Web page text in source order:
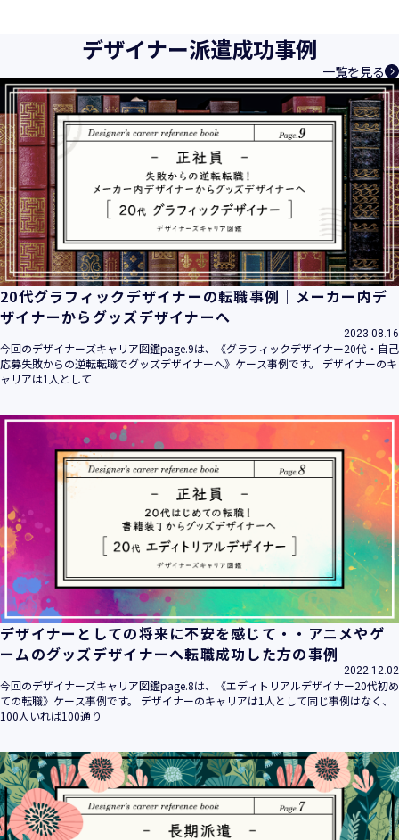
様、お取引先関係者の個人情報及び特定個人情報などを、人
材派遣サービス、人材紹介サービス、請負サービス、その
他、利用者の皆さまの「活躍の場の創造」と「就業の機会の
創出」に利用しています。また、従業者の情報及び特定個人
情報などを従業者管理に利用します。これらから当社にとっ
て個人情報及び特定個人情報の保護が重大な責務であると同
時に、個人情報などの保護を徹底することは企業の社会的責
務と認識しております。そこで、個人情報保護理念と自ら定
めた行動規範に基づき、社会的使命を十分に認識し、本人の
権利の保護、個人情報に関する法規制等を遵守致します。
また、以下に示す方針を具現化するための個人情報保護マネ
ジメントシステムを構築し、最新のＩＴ技術の動向、社会的
要請の変化、経営環境の変動等を常に認識しながら、その継
続的改善に、全社を挙げて取り組むことをここに宣言致しま
す。
当社は、事業の目的に適切な個人情報の取得・利用及び提供
を行い、特定された利用目的の達成に必要な範囲を超えた個
人情報の取扱いを行いません。また、そのための措置を講じ
当社は個人情報の取扱いに関する法令、国が定める指針その
他の規範を遵守致します。
当社は個人情報の漏えい、滅失、き損などのリスクに対して
は、合理的な安全対策を講じて防止する規程、体制を構築
し、継続的に向上させていきます。また、万一の際には速や
かに是正措置を講じます。
当社は個人情報取扱いに関する苦情及び相談に対しては、迅
速かつ誠実に対応致します。
個人情報保護マネジメントシステムは、当社を取り巻く環境
の変化と実情を踏まえ、適時・適切に見直して継続的に改善
をはかっていきます。
個人情報保護方針に関するお問合せ先 兼 個人情報に関する苦
情・相談窓口
株式会社 ユウクリ 個人情報保護管理責任者 安部 洋平
〒151-0073 東京都渋谷区笹塚1-55-7 マルエスファーストビ
ル 7F
info@y-create.co.jp
電話番号：03-6712-7970（土日休日を除く9:00～18:00）
平成16年 2月 1日
デザイナー派遣成功事例
一覧を見る
20代グラフィックデザイナーの転職事例｜メーカー内デ
ザイナーからグッズデザイナーへ
2023.08.16
今回のデザイナーズキャリア図鑑page.9は、《グラフィックデザイナー20代・自己
応募失敗からの逆転転職でグッズデザイナーへ》ケース事例です。 デザイナーのキ
ャリアは1人として
デザイナーとしての将来に不安を感じて・・アニメやゲ
ームのグッズデザイナーへ転職成功した方の事例
2022.12.02
今回のデザイナーズキャリア図鑑page.8は、《エディトリアルデザイナー20代初め
ての転職》ケース事例です。 デザイナーのキャリアは1人として同じ事例はなく、
100人いれば100通り